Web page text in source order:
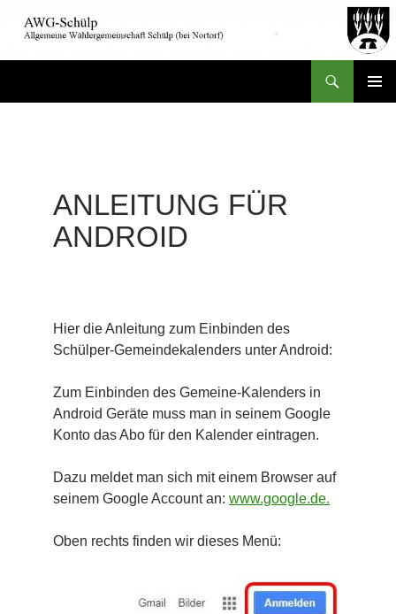
ANLEITUNG FÜR
ANDROID
Hier die Anleitung zum Einbinden des
Schülper-Gemeindekalenders unter Android:
Zum Einbinden des Gemeine-Kalenders in
Android Geräte muss man in seinem Google
Konto das Abo für den Kalender eintragen.
Dazu meldet man sich mit einem Browser auf
seinem Google Account an: www.google.de.
Oben rechts finden wir dieses Menü: